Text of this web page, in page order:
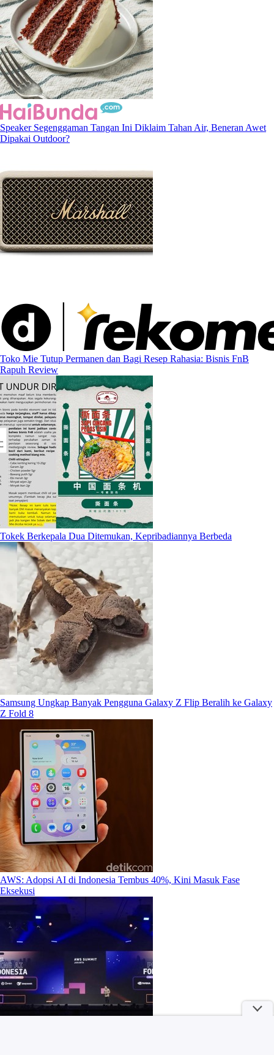
Speaker Segenggaman Tangan Ini Diklaim Tahan Air, Beneran Awet
Dipakai Outdoor?
Toko Mie Tutup Permanen dan Bagi Resep Rahasia: Bisnis FnB
Rapuh Review
Tokek Berkepala Dua Ditemukan, Kepribadiannya Berbeda
Samsung Ungkap Banyak Pengguna Galaxy Z Flip Beralih ke Galaxy
Z Fold 8
AWS: Adopsi AI di Indonesia Tembus 40%, Kini Masuk Fase
Eksekusi